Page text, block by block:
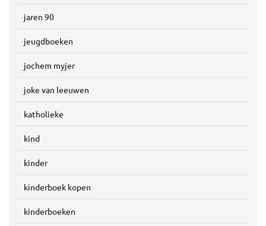
jaren 90
jeugdboeken
jochem myjer
joke van leeuwen
katholieke
kind
kinder
kinderboek kopen
kinderboeken